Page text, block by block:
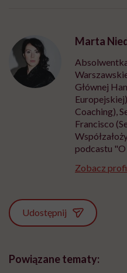
Marta
Głównej
Coaching),
Francisco
podcastu
Zobacz
Udostępnij
Powiązane tematy: